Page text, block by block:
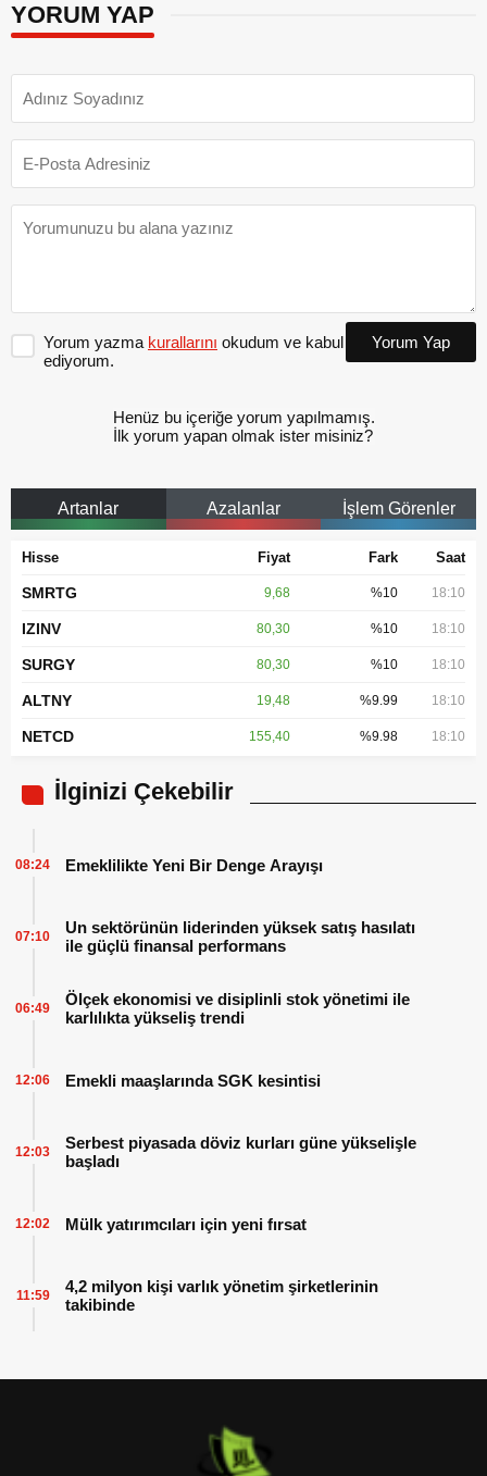
YORUM YAP
Yorum yazma kurallarını okudum ve kabul
ediyorum.
Yorum Yap
Henüz bu içeriğe yorum yapılmamış.
İlk yorum yapan olmak ister misiniz?
Artanlar Azalanlar İşlem Görenler
Hisse Fiyat Fark Saat
SMRTG 9,68 %10 18:10
IZINV 80,30 %10 18:10
SURGY 80,30 %10 18:10
ALTNY 19,48 %9.99 18:10
NETCD 155,40 %9.98 18:10
İlginizi Çekebilir
Emeklilikte Yeni Bir Denge Arayışı
08:24
Un sektörünün liderinden yüksek satış hasılatı
ile güçlü finansal performans
07:10
Ölçek ekonomisi ve disiplinli stok yönetimi ile
karlılıkta yükseliş trendi
06:49
Emekli maaşlarında SGK kesintisi
12:06
Serbest piyasada döviz kurları güne yükselişle
başladı
12:03
Mülk yatırımcıları için yeni fırsat
12:02
4,2 milyon kişi varlık yönetim şirketlerinin
takibinde
11:59